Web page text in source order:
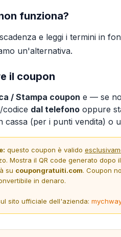
funziona?
e leggi i termini in
un'alternativa.
il coupon
/ Stampa coupon e — se
codice dal telefono oppure
cassa (per i punti vendita) o
questo coupon è valido
Mostra il QR code generato
su coupongratuiti.com. Coupon
in denaro.
sito ufficiale dell'azienda: